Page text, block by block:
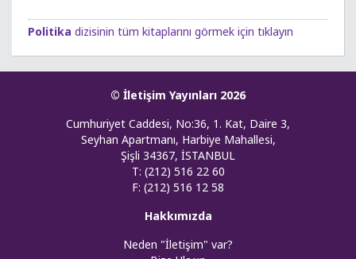
Politika dizisinin tüm kitaplarını görmek için tıklayın
© İletişim Yayınları 2026
Cumhuriyet Caddesi, No:36, 1. Kat, Daire 3,
Seyhan Apartmanı, Harbiye Mahallesi,
Şişli 34367, İSTANBUL
T: (212) 516 22 60
F: (212) 516 12 58
Hakkımızda
Neden "İletişim" var?